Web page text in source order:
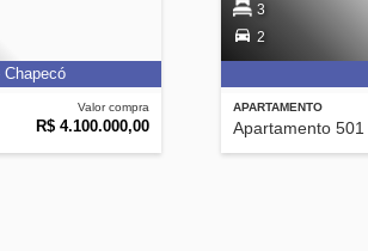
Valor compra
R$ 4.100.000,00
APARTAMENTO
Apartamento 501
3
2